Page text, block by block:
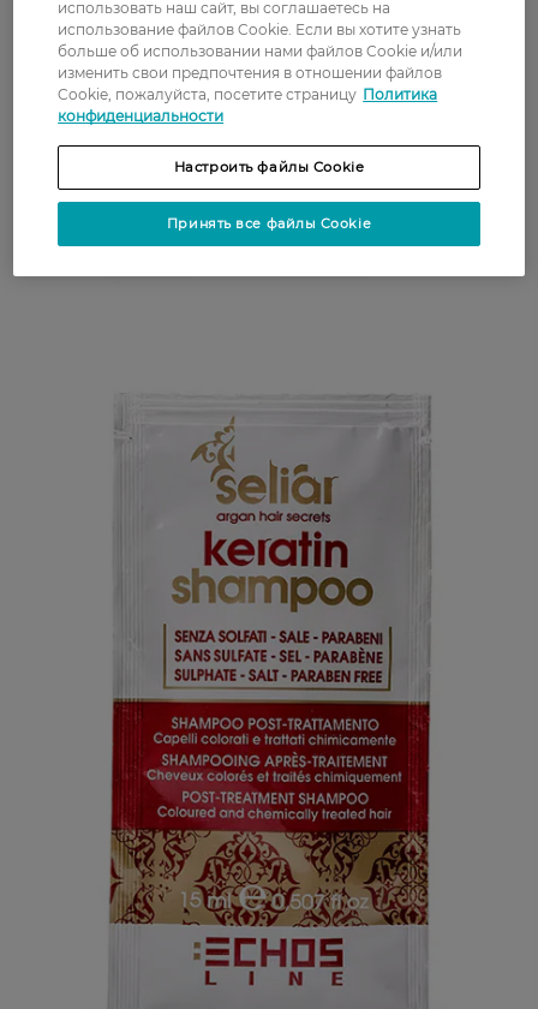
использовать наш сайт, вы соглашаетесь на
использование файлов Cookie. Если вы хотите узнать
больше об использовании нами файлов Cookie и/или
изменить свои предпочтения в отношении файлов
Cookie, пожалуйста, посетите страницу Политика
конфиденциальности
Настроить файлы Cookie
Принять все файлы Cookie